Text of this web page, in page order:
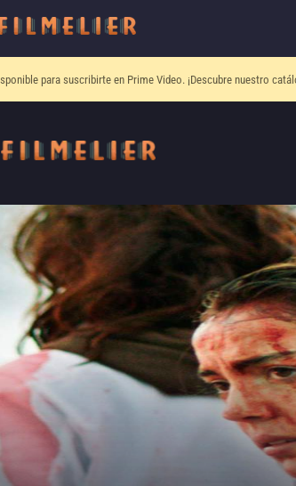
para suscribirte en Prime Video. ¡Descubre nuestro